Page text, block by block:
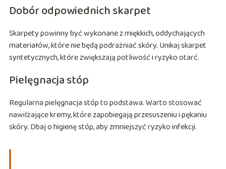
Dobór odpowiednich skarpet
Skarpety powinny być wykonane z miękkich, oddychających
materiałów, które nie będą podrażniać skóry. Unikaj skarpet
syntetycznych, które zwiększają potliwość i ryzyko otarć.
Pielęgnacja stóp
Regularna pielęgnacja stóp to podstawa. Warto stosować
nawilżające kremy, które zapobiegają przesuszeniu i pękaniu
skóry. Dbaj o higienę stóp, aby zmniejszyć ryzyko infekcji.